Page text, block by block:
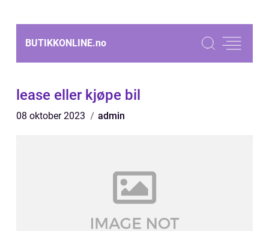
BUTIKKONLINE.no
lease eller kjøpe bil
08 oktober 2023 admin